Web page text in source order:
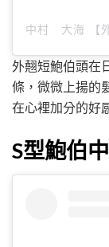
外翹短鮑伯頭在
條，微微上揚的
在心裡加分的好
S型鮑伯